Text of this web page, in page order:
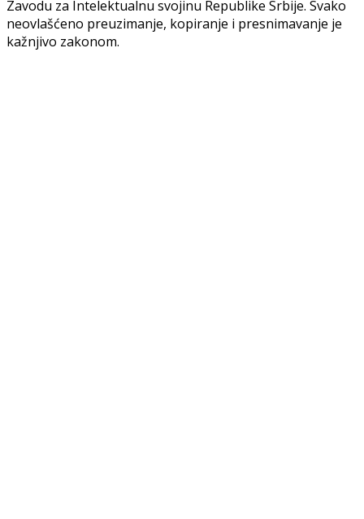
Zavodu za Intelektualnu svojinu Republike Srbije. Svako
neovlašćeno preuzimanje, kopiranje i presnimavanje je
kažnjivo zakonom.